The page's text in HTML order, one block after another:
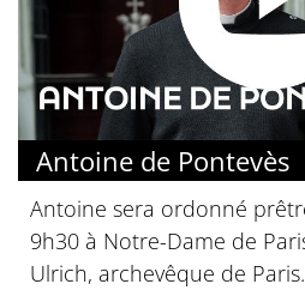
Antoine de Pontevès
Antoine sera ordonné
9h30 à Notre-Dame de
Ulrich, archevêque de Paris.